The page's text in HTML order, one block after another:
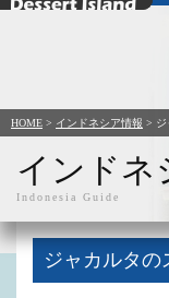
デザートアイランド
HOME > インドネシア情報 >
インドネ
Indonesia Guide
ジャカルタの